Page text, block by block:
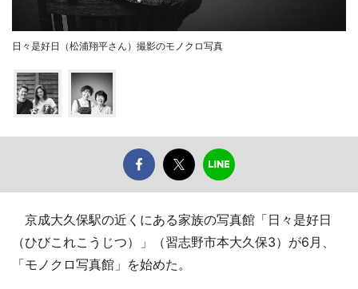
日々是好日（松浦翔平さん）撮影のモノクロ写真
京成大久保駅の近くにある家族の写真館「日々是好日
（ひびこれこうじつ）」（習志野市本大久保3）が6月、
「モノクロ写真館」を始めた。